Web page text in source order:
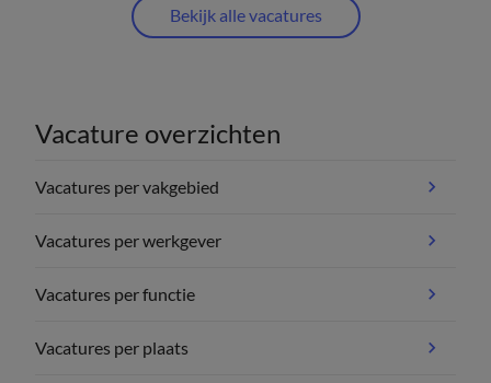
Bekijk alle vacatures
Vacature overzichten
Vacatures per vakgebied
Vacatures per werkgever
Vacatures per functie
Vacatures per plaats